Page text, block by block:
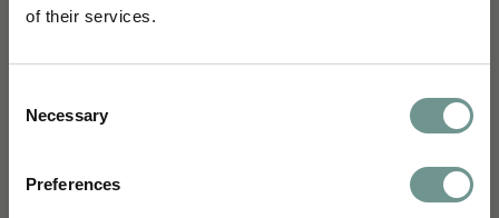
of their services.
Selection
Necessary
Preferences
Lactoferrine
Vitex agnus castus
Je ontvangt maandelijks wetenschappelijke
naar jouw dagelijkse praktijk.
Voornaam